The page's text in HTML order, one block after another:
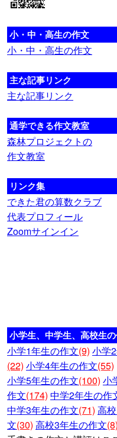
小・中・高生の作文
小・中・高生の作文
主な記事リンク
主な記事リンク
通学できる作文教室
森林プロジェクトの
作文教室
リンク集
できた君の算数クラブ
代表プロフィール
Zoomサインイン
小学生、中学生、高校生
小学1年生の作文(9) 小学
(22) 小学4年生の作文(55)
小学5年生の作文(100) 小
作文(174) 中学2年生の作
中学3年生の作文(71) 高
文(30) 高校3年生の作文(8)